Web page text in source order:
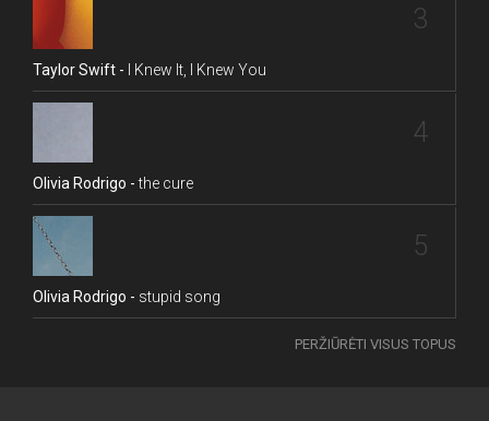
3
Taylor Swift - I Knew It, I Knew You
4
Olivia Rodrigo -the cure
5
Olivia Rodrigo - stupid song
PERŽIŪRĖTI VISUS TOPUS